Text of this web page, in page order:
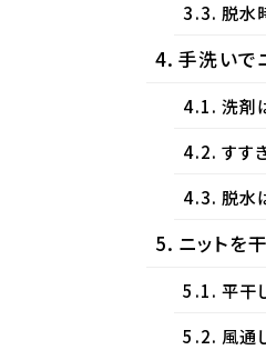
脱水
手洗いで
洗剤
すす
脱水
ニットを
平干
風通